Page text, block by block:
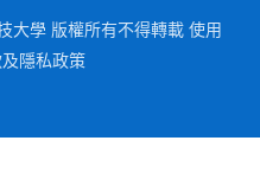
大學 版權所有不得轉載 使用
隱私政策